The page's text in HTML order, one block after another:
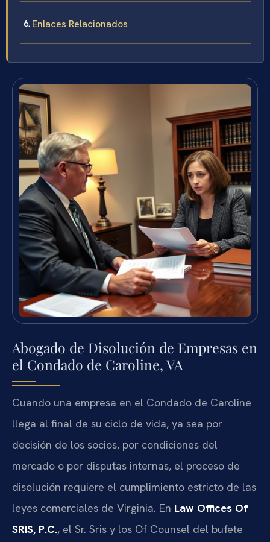
Enlaces Relacionados
Abogado de Disolución de Empresas en
el Condado de Caroline, VA
Cuando una empresa en el Condado de Caroline
llega al final de su ciclo de vida, ya sea por
decisión de los socios, por condiciones del
mercado o por disputas internas, el proceso de
disolución requiere el cumplimiento estricto de las
leyes comerciales de Virginia. En Law Offices Of
SRIS, P.C., el Sr. Sris y los Of Counsel del bufete